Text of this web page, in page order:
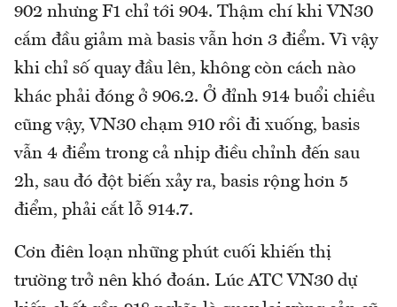
902 nhưng F1 chỉ tới 904. Thậm chí khi VN30
cắm đầu giảm mà basis vẫn hơn 3 điểm. Vì vậy
khi chỉ số quay đầu lên, không còn cách nào
khác phải đóng ở 906.2. Ở đỉnh 914 buổi chiều
cũng vậy, VN30 chạm 910 rồi đi xuống, basis
vẫn 4 điểm trong cả nhịp điều chỉnh đến sau
2h, sau đó đột biến xảy ra, basis rộng hơn 5
điểm, phải cắt lỗ 914.7.
Cơn điên loạn những phút cuối khiến thị
trường trở nên khó đoán. Lúc ATC VN30 dự